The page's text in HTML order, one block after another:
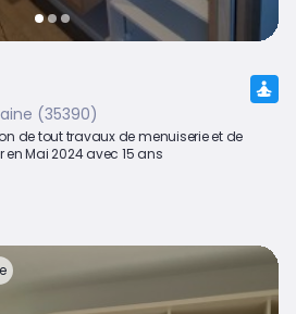
(35390)
de tout travaux de menuiserie et de
Mai 2024 avec 15 ans